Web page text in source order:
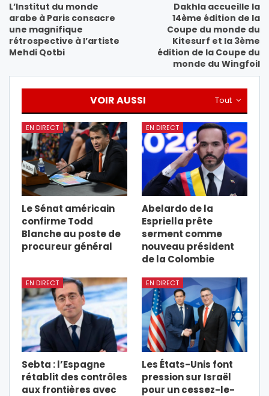
L’Institut du monde
arabe à Paris consacre
une magnifique
rétrospective à l’artiste
Mehdi Qotbi
Dakhla accueille la
14ème édition de la
Coupe du monde du
Kitesurf et la 3ème
édition de la Coupe du
monde du Wingfoil
Tout
VOIR AUSSI
EN DIRECT
Le Sénat américain
confirme Todd
Blanche au poste de
procureur général
EN DIRECT
Abelardo de la
Espriella prête
serment comme
nouveau président
de la Colombie
EN DIRECT
Sebta : l’Espagne
rétablit des contrôles
aux frontières avec
EN DIRECT
Les États-Unis font
pression sur Israël
pour un cessez-le-